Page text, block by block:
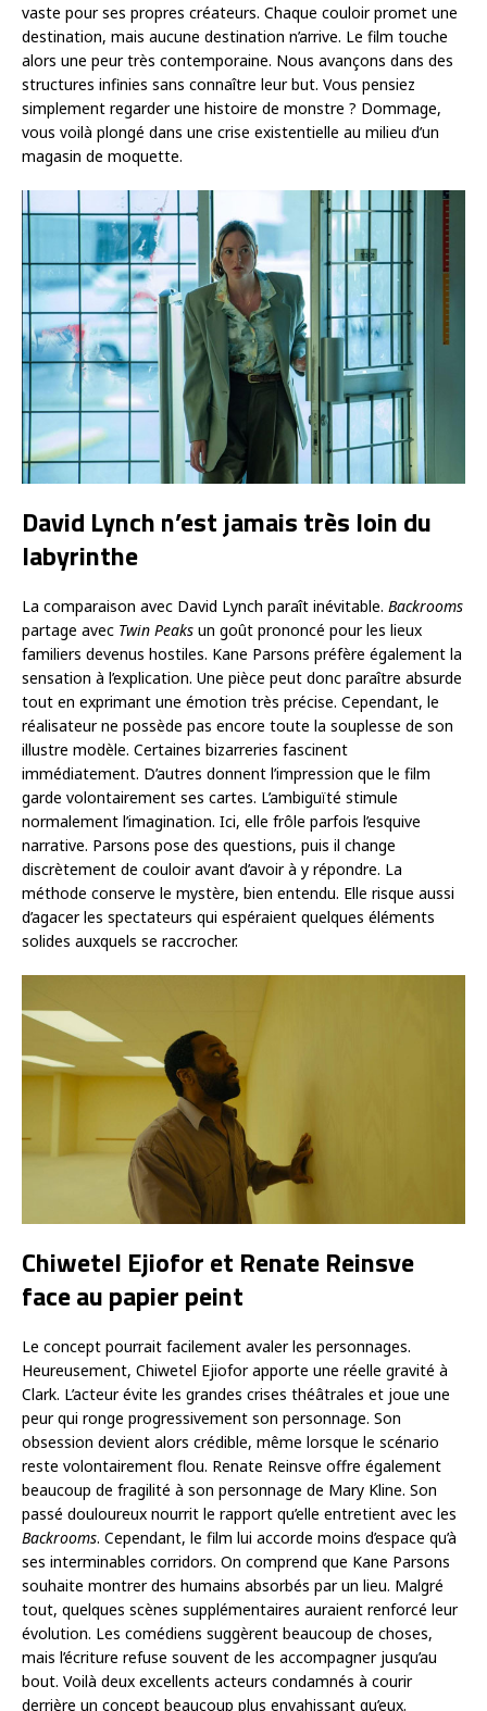
vaste pour ses propres créateurs. Chaque couloir promet une
destination, mais aucune destination n’arrive. Le film touche
alors une peur très contemporaine. Nous avançons dans des
structures infinies sans connaître leur but. Vous pensiez
simplement regarder une histoire de monstre ? Dommage,
vous voilà plongé dans une crise existentielle au milieu d’un
magasin de moquette.
David Lynch n’est jamais très loin du
labyrinthe
La comparaison avec David Lynch paraît inévitable. Backrooms
partage avec Twin Peaks un goût prononcé pour les lieux
familiers devenus hostiles. Kane Parsons préfère également la
sensation à l’explication. Une pièce peut donc paraître absurde
tout en exprimant une émotion très précise. Cependant, le
réalisateur ne possède pas encore toute la souplesse de son
illustre modèle. Certaines bizarreries fascinent
immédiatement. D’autres donnent l’impression que le film
garde volontairement ses cartes. L’ambiguïté stimule
normalement l’imagination. Ici, elle frôle parfois l’esquive
narrative. Parsons pose des questions, puis il change
discrètement de couloir avant d’avoir à y répondre. La
méthode conserve le mystère, bien entendu. Elle risque aussi
d’agacer les spectateurs qui espéraient quelques éléments
solides auxquels se raccrocher.
Chiwetel Ejiofor et Renate Reinsve
face au papier peint
Le concept pourrait facilement avaler les personnages.
Heureusement, Chiwetel Ejiofor apporte une réelle gravité à
Clark. L’acteur évite les grandes crises théâtrales et joue une
peur qui ronge progressivement son personnage. Son
obsession devient alors crédible, même lorsque le scénario
reste volontairement flou. Renate Reinsve offre également
beaucoup de fragilité à son personnage de Mary Kline. Son
passé douloureux nourrit le rapport qu’elle entretient avec les
Backrooms. Cependant, le film lui accorde moins d’espace qu’à
ses interminables corridors. On comprend que Kane Parsons
souhaite montrer des humains absorbés par un lieu. Malgré
tout, quelques scènes supplémentaires auraient renforcé leur
évolution. Les comédiens suggèrent beaucoup de choses,
mais l’écriture refuse souvent de les accompagner jusqu’au
bout. Voilà deux excellents acteurs condamnés à courir
derrière un concept beaucoup plus envahissant qu’eux.